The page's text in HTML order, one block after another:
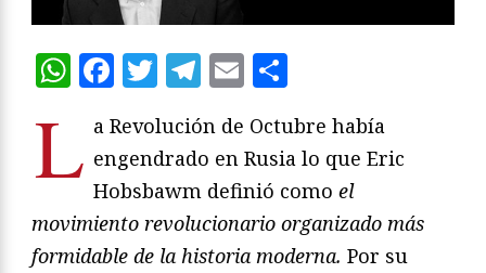
WhatsApp
Facebook
Twitter
Telegram
Email
L a Revolución de Octubre había
engendrado en Rusia lo que Eric
Hobsbawm definió como el
movimiento revolucionario organizado más
formidable de la historia moderna. Por su